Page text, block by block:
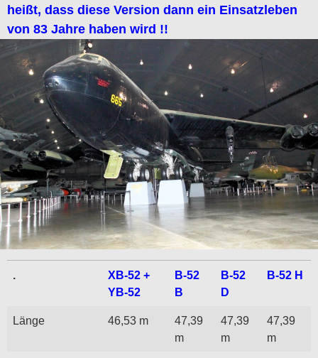
heißt, dass diese Version dann ein Einsatzleben
von 83 Jahre haben wird !!
XB-52 +
YB-52
B-52
B
B-52
D
B-52 H
Länge 46,53 m
47,39
m
47,39
m
47,39
m